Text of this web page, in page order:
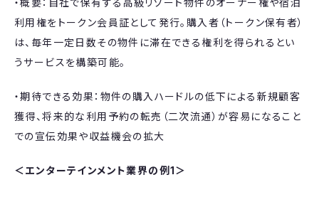
利用権をトークン会員証として発行。購入者（トークン保有者）
は、毎年一定日数その物件に滞在できる権利を得られるとい
うサービスを構築可能。
・期待できる効果：物件の購入ハードルの低下による新規顧客
獲得、将来的な利用予約の転売（二次流通）が容易になること
での宣伝効果や収益機会の拡大
＜エンターテインメント業界の例1＞